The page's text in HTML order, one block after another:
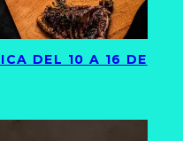
DEL 10 A 16 DE